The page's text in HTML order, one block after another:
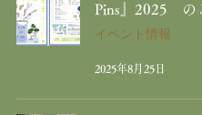
Pins』2025 の
イベント情報
2025年8月25日